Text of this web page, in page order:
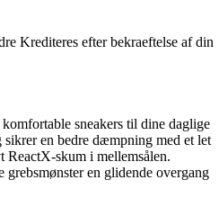
Krediteres efter bekraeftelse af din
sneakers til dine daglige
en bedre dæmpning med et let
ReactX-skum i mellemsålen.
grebsmønster en glidende overgang